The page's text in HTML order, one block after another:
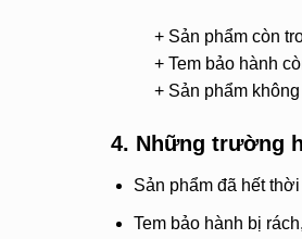
+ Sản phẩm còn
+ Tem bảo hành
+ Sản phẩm
4. Những trường
Sản phẩm đã hết
Tem bảo hành bị